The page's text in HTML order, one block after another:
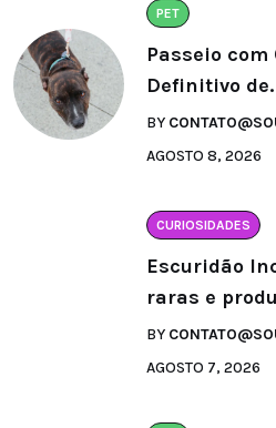
PET
Passeio com
Definitivo de.
BY
AGOSTO 8, 2026
CURIOSIDADES
Escuridão
raras e
BY
AGOSTO 7, 2026